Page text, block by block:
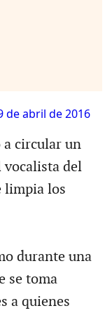
de abril de 2016
a circular un
vocalista del
limpia los
durante una
se toma
a quienes